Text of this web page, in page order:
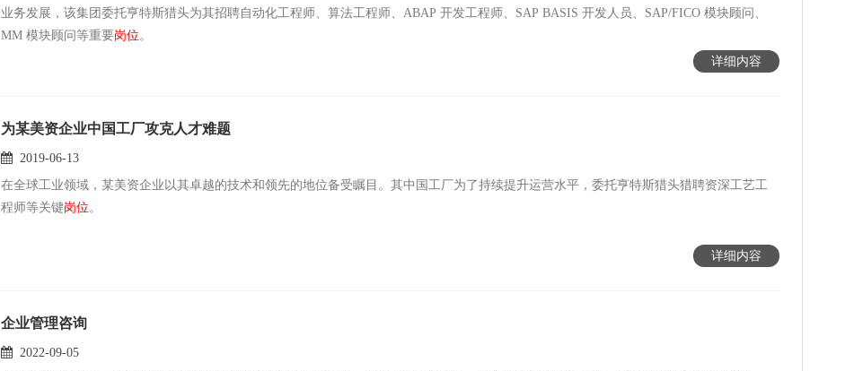
业务发展，该集团委托亨特斯猎头为其招聘自动化工程师、算法工程师、ABAP 开发工程师、SAP BASIS 开发人员、SAP/FICO 模块顾问、
MM 模块顾问等重要岗位 。
详细内容
为某美资企业中国工厂攻克人才难题
2019-06-13
在全球工业领域，某美资企业以其卓越的技术和领先的地位备受瞩目。其中国工厂为了持续提升运营水平，委托亨特斯猎头猎聘资深工艺工
程师等关键岗位 。
详细内容
企业管理咨询
2022-09-05